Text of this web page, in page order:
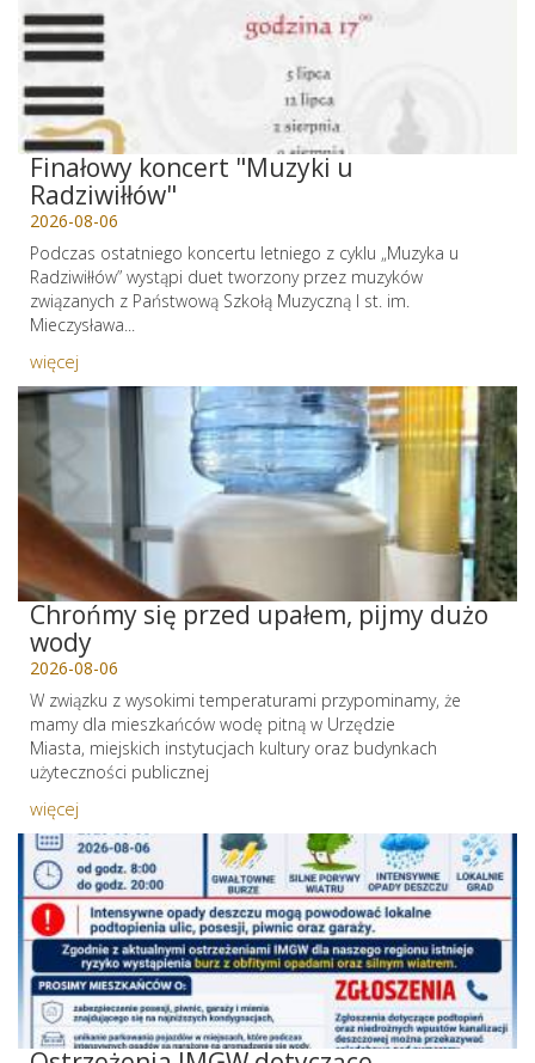
Finałowy koncert "Muzyki u
Radziwiłłów"
2026-08-06
Podczas ostatniego koncertu letniego z cyklu „Muzyka u
Radziwiłłów” wystąpi duet tworzony przez muzyków
związanych z Państwową Szkołą Muzyczną I st. im.
Mieczysława...
więcej
Chrońmy się przed upałem, pijmy dużo
wody
2026-08-06
W związku z wysokimi temperaturami przypominamy, że
mamy dla mieszkańców wodę pitną w Urzędzie
Miasta, miejskich instytucjach kultury oraz budynkach
użyteczności publicznej
więcej